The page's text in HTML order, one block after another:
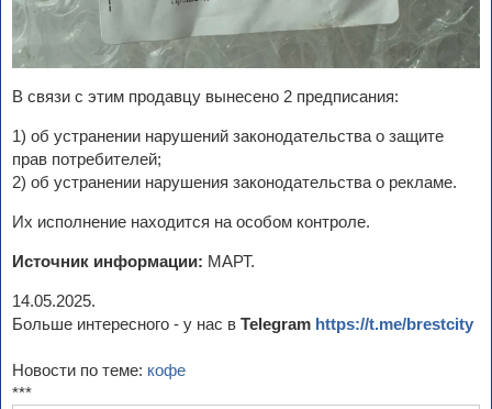
В связи с этим продавцу вынесено 2 предписания:
1) об устранении нарушений законодательства о защите
прав потребителей;
2) об устранении нарушения законодательства о рекламе.
Их исполнение находится на особом контроле.
Источник информации: МАРТ.
14.05.2025.
Больше интересного - у нас в Telegram https://t.me/brestcity
Новости по теме: кофе
***